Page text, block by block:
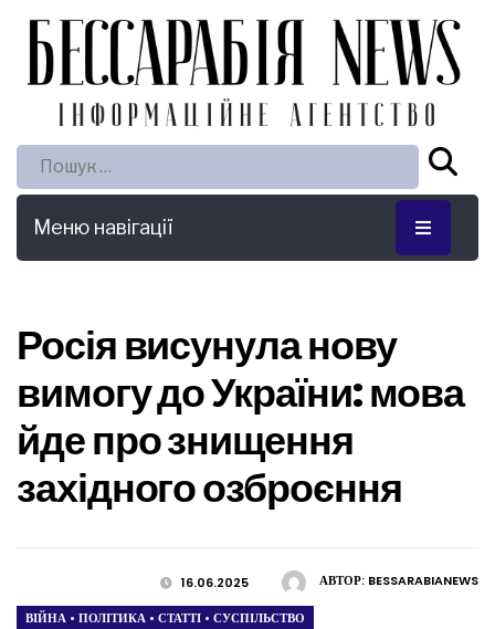
Пошук:
Меню навігації
Росія висунула нову
вимогу до України: мова
йде про знищення
західного озброєння
АВТОР: BESSARABIANEWS
16.06.2025
ВІЙНА • ПОЛІТИКА • СТАТТІ • СУСПІЛЬСТВО